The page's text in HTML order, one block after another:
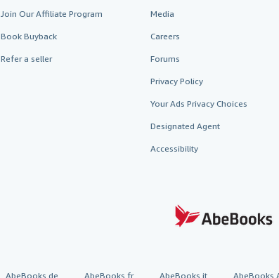
Join Our Affiliate Program
Book Buyback
Refer a seller
Media
Careers
Forums
Privacy Policy
Your Ads Privacy Choices
Designated Agent
Accessibility
AbeBooks.de AbeBooks.fr AbeBooks.it AbeBooks